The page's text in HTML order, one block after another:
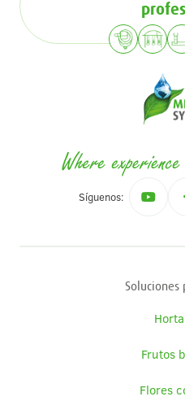
Síguenos:
Frutos
Flores